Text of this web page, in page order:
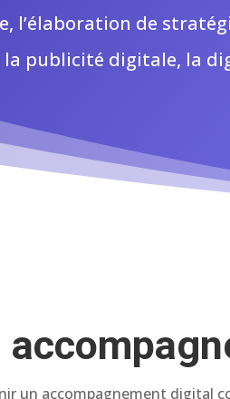
l’élaboration de
la publicité digitale, la
un accompagnement digital